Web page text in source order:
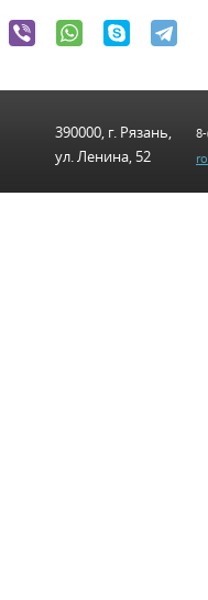
390000, г. Рязань,
ул. Ленина, 52